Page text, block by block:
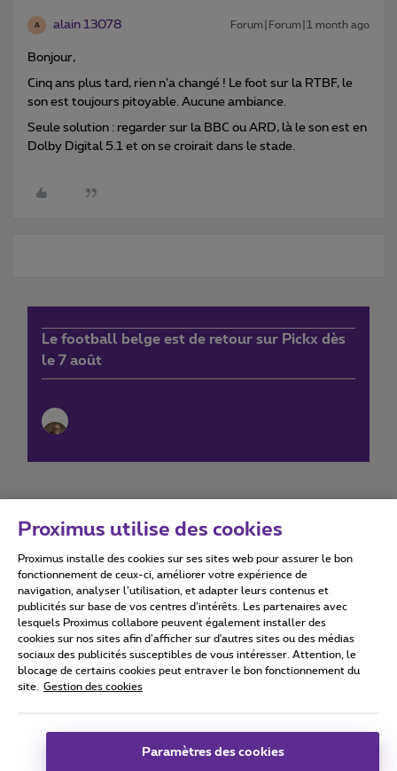
A alain 13078 Forum|Forum|1 month ago
Bonjour,
Cinq ans plus tard, rien n’a changé ! Le foot sur la RTBF, le
son est toujours pitoyable. Aucune ambiance.
Seule solution : regarder sur la BBC ou ARD, là le son est en
Dolby Digital 5.1 et on se croirait dans le stade.
Le football belge est de retour sur Pickx dès
le 7 août
Conditions d'utilisation Accessibility statement
Tous droits réservés. © 2026 Proximus
Conditions générales, info consommateur
Coordonnées de l’entreprise
Proximus utilise des cookies
Proximus installe des cookies sur ses sites web pour assurer le bon
fonctionnement de ceux-ci, améliorer votre expérience de
navigation, analyser l’utilisation, et adapter leurs contenus et
publicités sur base de vos centres d’intérêts. Les partenaires avec
lesquels Proximus collabore peuvent également installer des
cookies sur nos sites afin d’afficher sur d'autres sites ou des médias
sociaux des publicités susceptibles de vous intéresser. Attention, le
blocage de certains cookies peut entraver le bon fonctionnement du
site.
Gestion des cookies
Paramètres des cookies